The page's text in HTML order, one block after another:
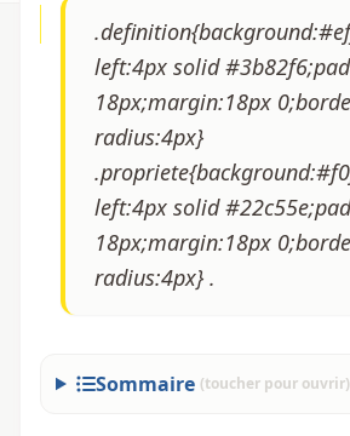
left:4px solid
18px;margin:18px
radius:4px}
left:4px solid
18px;margin:18px
radius:4px} .
Sommaire (toucher pour ouvrir)